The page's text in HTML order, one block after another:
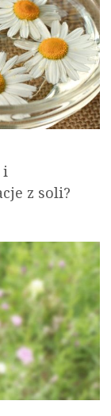
i
z soli?